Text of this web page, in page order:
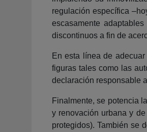
regulación específica
escasamente
discontinuos a fin de
En esta línea de
figuras tales como las
declaración responsable
Finalmente, se potencia
y renovación urbana y
protegidos). También se